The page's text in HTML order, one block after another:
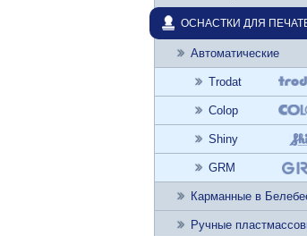
ОСНАСТКИ ДЛЯ
Автоматические
Trodat
Colop
Shiny
GRM
Карманные в
Ручные